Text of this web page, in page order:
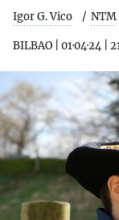
Igor G. Vico NTM
BILBAO 01·04·24